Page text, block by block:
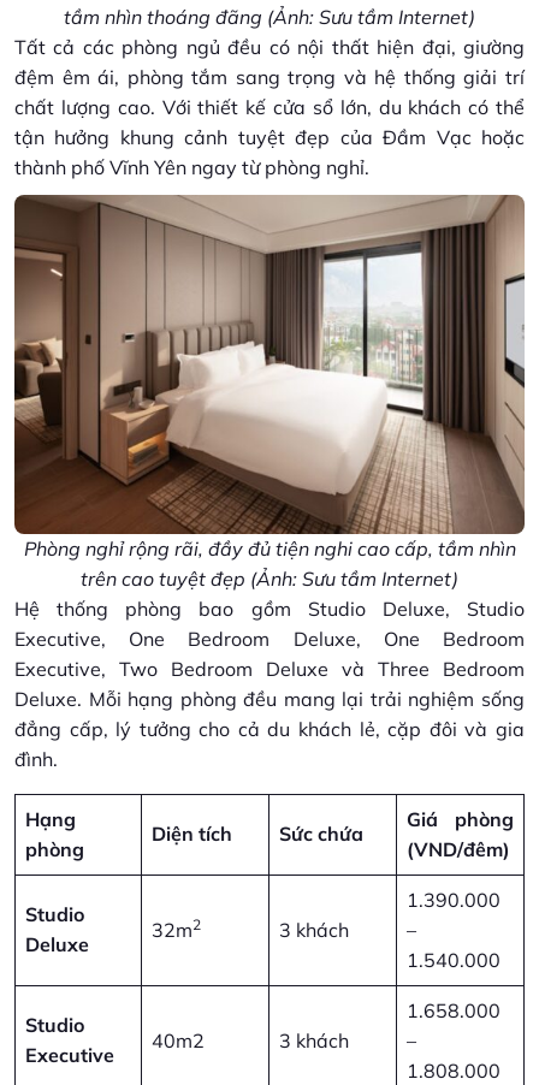
tầm nhìn thoáng đãng (Ảnh: Sưu tầm Internet)
Tất cả các phòng ngủ đều có nội thất hiện đại, giường
đệm êm ái, phòng tắm sang trọng và hệ thống giải trí
chất lượng cao. Với thiết kế cửa sổ lớn, du khách có thể
tận hưởng khung cảnh tuyệt đẹp của Đầm Vạc hoặc
thành phố Vĩnh Yên ngay từ phòng nghỉ.
Phòng nghỉ rộng rãi, đầy đủ tiện nghi cao cấp, tầm nhìn
trên cao tuyệt đẹp (Ảnh: Sưu tầm Internet)
Hệ thống phòng bao gồm Studio Deluxe, Studio
Executive, One Bedroom Deluxe, One Bedroom
Executive, Two Bedroom Deluxe và Three Bedroom
Deluxe. Mỗi hạng phòng đều mang lại trải nghiệm sống
đẳng cấp, lý tưởng cho cả du khách lẻ, cặp đôi và gia
đình.
Hạng
phòng
Diện tích Sức chứa
Giá phòng
(VND/đêm)
Studio
Deluxe
32m2 3 khách
1.390.000
–
1.540.000
Studio
Executive
40m2 3 khách
1.658.000
–
1.808.000